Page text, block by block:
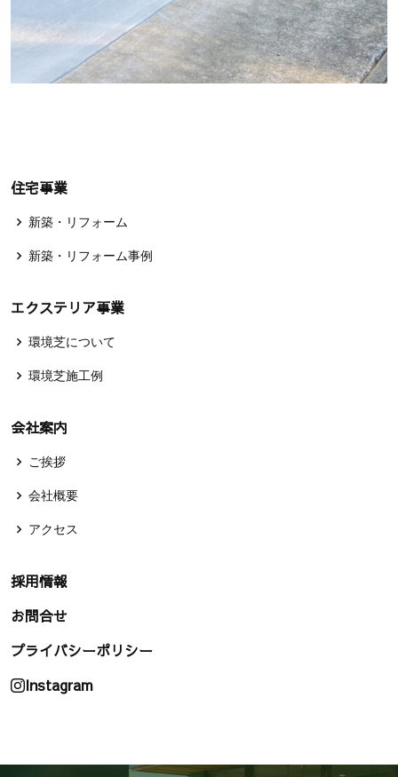
住宅事業
新築・リフォーム
新築・リフォーム事例
エクステリア事業
環境芝について
環境芝施工例
会社案内
ご挨拶
会社概要
アクセス
採用情報
お問合せ
プライバシーポリシー
Instagram